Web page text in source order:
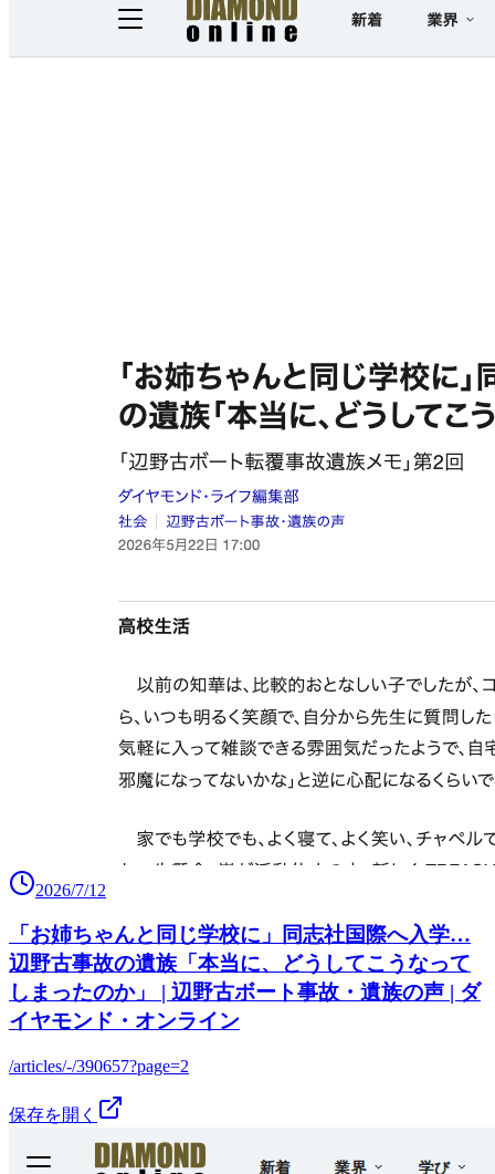
2026/7/12
「お姉ちゃんと同じ学校に」同志社国際へ入学…
辺野古事故の遺族「本当に、どうしてこうなって
しまったのか」 | 辺野古ボート事故・遺族の声 | ダ
イヤモンド・オンライン
/articles/-/390657?page=2
保存を開く